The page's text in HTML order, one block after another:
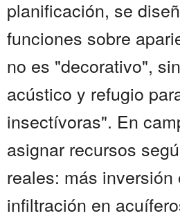
planificación, se
funciones sobre
no es "decorativo",
acústico y refugio
insectívoras". En
asignar recursos
reales: más inversión
infiltración en